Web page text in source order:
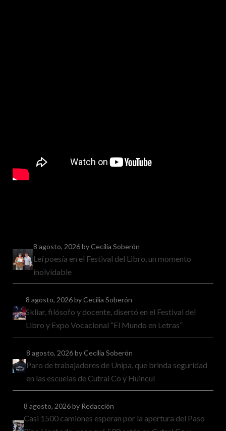
8 agosto, 2026by Cecilia Soberón
Leí poesía en el Festival del Libro, un momento
inolvidable
8 agosto, 2026by Cecilia Soberón
Skliar, filósofo y docente, disertó en el Festival del
Libro y Expo Vocacional “El Mundo en Letras”
8 agosto, 2026by Cecilia Soberón
Paro de trabajadores de Unipa, que brinda seguridad
en las escuelas de Cutral Co y Huincul
8 agosto, 2026by Redacción
Casi 1500 camiones esperan por la apertura del Paso